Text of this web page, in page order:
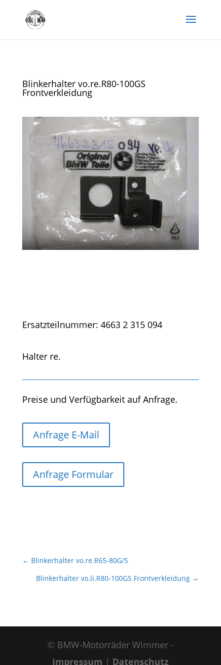
Blinkerhalter vo.re.R80-100GS
Frontverkleidung
Ersatzteilnummer: 4663 2 315 094
Halter re.
Preise und Verfügbarkeit auf Anfrage.
Anfrage E-Mail
Anfrage Formular
← Blinkerhalter vo.re.R65-80G/S
Blinkerhalter vo.li.R80-100GS Frontverkleidung →
© BMW-Motorräder Wimmer -
Impressum | Datenschutz